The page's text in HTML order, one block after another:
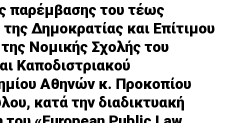
παρέμβασης του τέως
Δημοκρατίας και Επίτιμου
Νομικής Σχολής του
Καποδιστριακού
Αθηνών κ. Προκοπίου
κατά την διαδικτυακή